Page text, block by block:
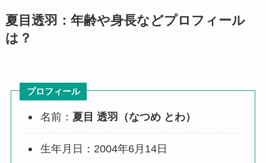
夏目透羽：年齢や身長などプロフィール
は？
プロフィール
名前： 夏目 透羽（なつめ とわ）
生年月日：2004年6月14日